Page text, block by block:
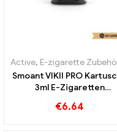
Active, E-zigarette
Smoant VIKII PRO
3ml E-Zigaretten
€6.64